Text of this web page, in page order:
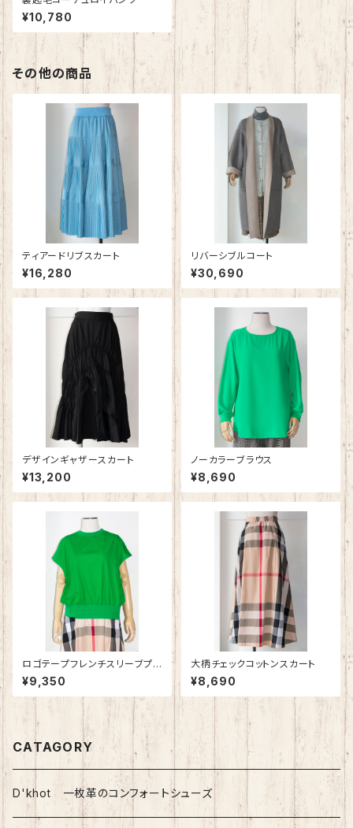
¥10,780
その他の商品
ティアードリブスカート
¥16,280
リバーシブルコート
¥30,690
デザインギャザースカート
¥13,200
ノーカラーブラウス
¥8,690
ロゴテープフレンチスリーブプル
オーバー
¥9,350
大柄チェックコットンスカート
¥8,690
CATAGORY
D'khot 一枚革のコンフォートシューズ